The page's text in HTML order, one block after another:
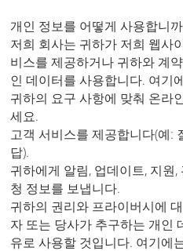
개인 정보를 어떻게 사용합니
저희 회사는 귀하가 저희 웹사
비스를 제공하거나 귀하와 계
인 데이터를 사용합니다. 여기
귀하의 요구 사항에 맞춰 온라
세요.
고객 서비스를 제공합니다(예:
답).
귀하에게 알림, 업데이트, 지원
청 정보를 보냅니다.
귀하의 권리와 프라이버시에
자 또는 당사가 추구하는 개인
유로 사용할 것입니다. 여기에